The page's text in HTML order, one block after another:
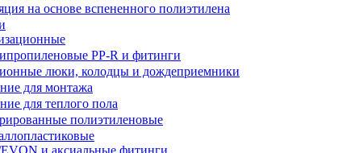
на основе вспененного полиэтилена
PP-R и фитинги
люки, колодцы и дождеприемники
для монтажа
для теплого пола
полиэтиленовые
и аксиальные фитинги